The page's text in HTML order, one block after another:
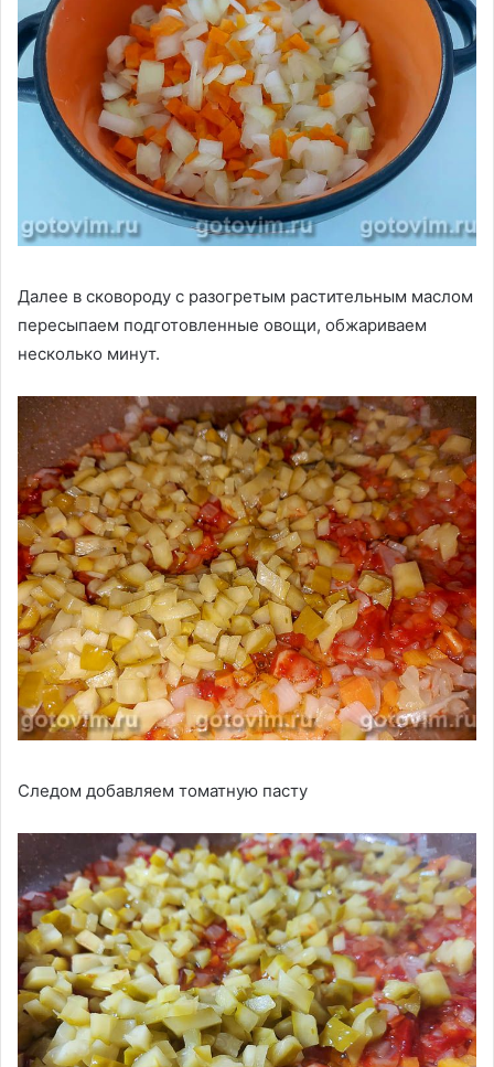
Далее в сковороду с разогретым растительным маслом
пересыпаем подготовленные овощи, обжариваем
несколько минут.
Следом добавляем томатную пасту